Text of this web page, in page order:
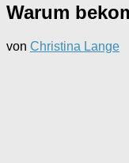
Warum
von Christina Lange